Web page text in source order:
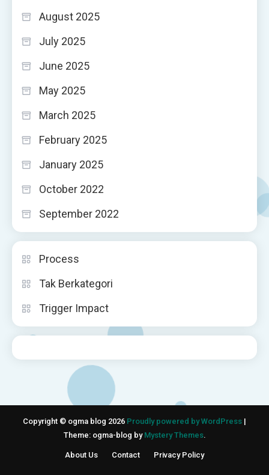
August 2025
July 2025
June 2025
May 2025
March 2025
February 2025
January 2025
October 2022
September 2022
Process
Tak Berkategori
Trigger Impact
Copyright © ogma blog 2026 Proudly powered by WordPress |
Theme: ogma-blog by Mystery Themes.
About Us Contact Privacy Policy